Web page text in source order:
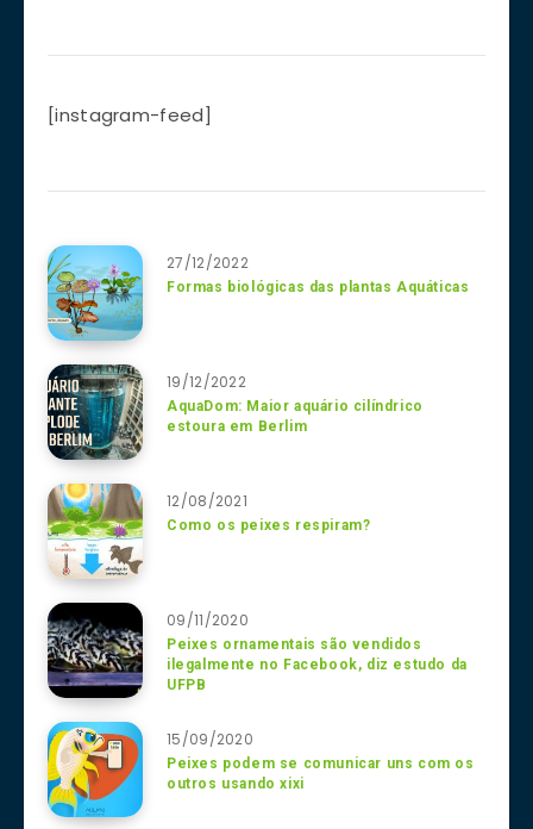
[instagram-feed]
27/12/2022
Formas biológicas das plantas Aquáticas
19/12/2022
AquaDom: Maior aquário cilíndrico
estoura em Berlim
12/08/2021
Como os peixes respiram?
09/11/2020
Peixes ornamentais são vendidos
ilegalmente no Facebook, diz estudo da
UFPB
15/09/2020
Peixes podem se comunicar uns com os
outros usando xixi